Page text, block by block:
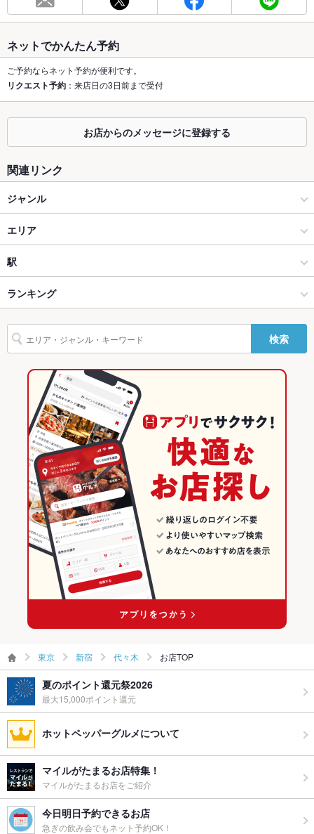
容人数
個室 なし
座敷
ソファー なし
テラス席 なし
貸切 貸切不可
設備
Wi-Fi
バリアフリ
ー
バンド演奏 可
その他設備 ワインセラーがある
その他
飲み放題 なし
食べ放題 なし
カクテル充実、ワイン充実
お子様連れ お子様連れ不可
－
ネットでかんたん予約
ご予約ならネット予約が便利です。
リクエスト予約 ：来店日の3日前まで受付
お店からのメッセージに登録する
関連リンク
ジャンル
バー・カクテル
バー・カクテル
新宿 × バー・カクテル
新宿 × バー・カクテル
代々木駅 × バー・カクテル
代々木駅 × バー・カクテル
エリア
代々木
代々木 × バー・カクテル
代々木 × バー・カクテル
東京
東京 × バー・カクテル
東京 × バー・カクテル
駅
南新宿駅
代々木駅
ランキング
東京のグルメランキング
東京のバー・カクテルランキング
新宿のグルメランキング
新宿のバー・カクテルランキング
代々木のグルメランキング
検索
東京 新宿 代々木 お店TOP
夏のポイント還元祭2026
最大15,000ポイント還元
ホットペッパーグルメについて
マイルがたまるお店特集！
マイルがたまるお店をご紹介
今日明日予約できるお店
急ぎの飲み会でもネット予約OK！